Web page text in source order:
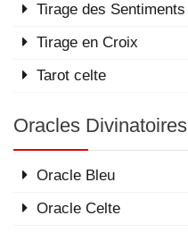
Tirage des Sentiments
Tirage en Croix
Tarot celte
Oracles Divinatoires
Oracle Bleu
Oracle Celte